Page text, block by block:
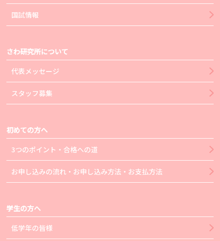
国試情報
さわ研究所について
代表メッセージ
スタッフ募集
初めての方へ
3つのポイント・合格への道
お申し込みの流れ・お申し込み方法・お支払方法
学生の方へ
低学年の皆様